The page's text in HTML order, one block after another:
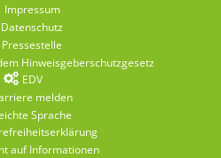
Impressum
Datenschutz
Pressestelle
Hinweisgeberschutzgesetz
EDV
melden
Sprache
auf Informationen